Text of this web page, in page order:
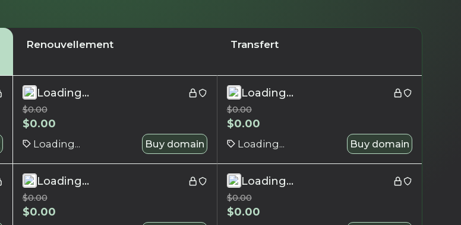
Renouvellement Transfert
Loading...
$0.00
$0.00
Loading... Buy domain
Loading...
$0.00
$0.00
Loading... Buy domain
Loading...
$0.00
$0.00
Loading...
$0.00
$0.00